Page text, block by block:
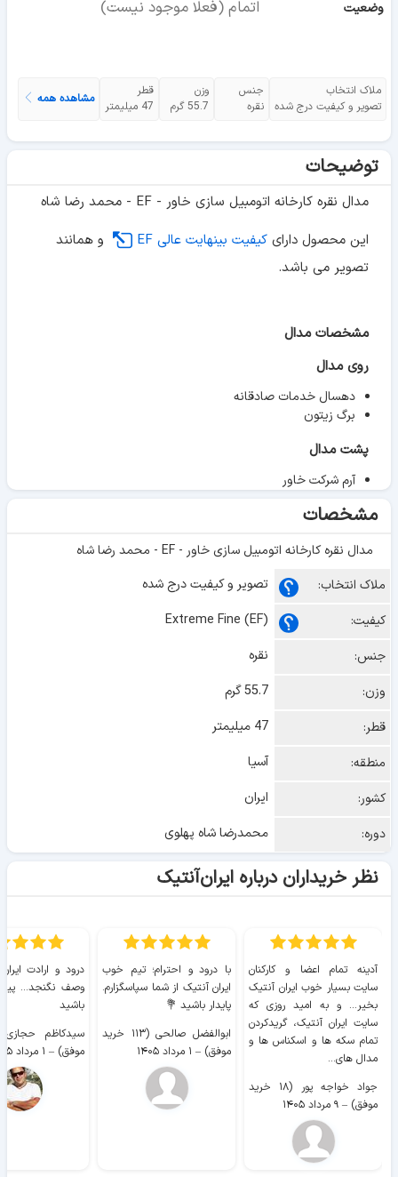
وضعیت اتمام (فعلا موجود نیست)
ملاک انتخاب
تصویر و کیفیت درج شده
جنس
نقره
وزن
55.7 گرم
قطر
47 میلیمتر
مشاهده همه
توضیحات
مدال نقره کارخانه اتومبیل سازی خاور - EF - محمد رضا شاه
این محصول دارای کیفیت بینهایت عالی EF
و همانند
تصویر می باشد.
مشخصات مدال
روی مدال
دهسال خدمات صادقانه
برگ زیتون
پشت مدال
آرم شرکت خاور
مشخصات
مدال نقره کارخانه اتومبیل سازی خاور - EF - محمد رضا شاه
ملاک انتخاب:
تصویر و کیفیت درج شده
کیفیت:
Extreme Fine (EF)
جنس:
نقره
وزن:
55.7 گرم
قطر:
47 میلیمتر
منطقه:
آسیا
کشور:
ایران
دوره:
محمدرضا شاه پهلوی
نظر خریداران درباره ایران‌آنتیک
آدینه تمام اعضا و کارکنان
سایت بسیار خوب ايران آنتیک
بخیر... و به امید روزی که
سایت ايران آنتیک، گریدکردن
تمام سکه ها و اسکناس ها و
مدال های...
جواد خواجه پور (۱۸ خرید
موفق) – ۹ مرداد ۱۴۰۵
با درود و احترام؛ تیم خوب
ایران آنتیک از شما سپاسگزارم.
پایدار باشید 💐
ابوالفضل صالحی (۱۱۳ خرید
موفق) – ۱ مرداد ۱۴۰۵
درود و ارادت
وصف نگنجد...
باشید
موفق) – ۱ مرداد ۱۴۰۵